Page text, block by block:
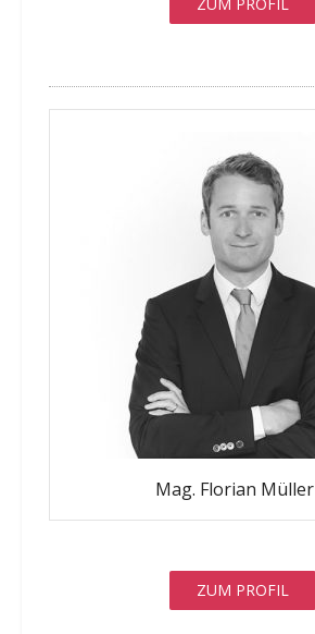
Mag. Florian Müller
ZUM PROFIL